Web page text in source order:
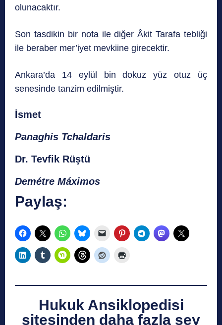
olunacaktır.
Son tasdikin bir nota ile diğer Âkit Tarafa tebliği
ile beraber mer’iyet mevkiine girecektir.
Ankara’da 14 eylül bin dokuz yüz otuz üç
senesinde tanzim edilmiştir.
İsmet
Panaghis Tchaldaris
Dr. Tevfik Rüştü
Demétre Máximos
Paylaş:
Hukuk Ansiklopedisi
sitesinden daha fazla şey